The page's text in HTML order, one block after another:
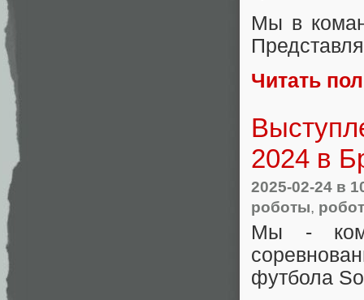
Мы в
Читать
2024 в
2025-02-24 в
роботы,
Мы -
футбола